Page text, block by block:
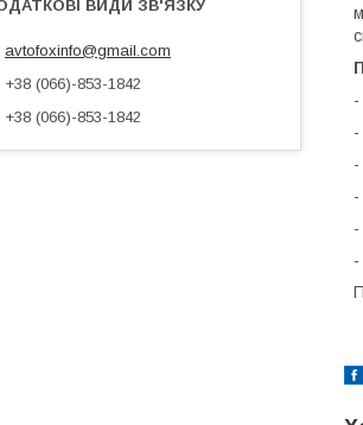
-
-
-
-
-
avtofoxinfo@gmail.com
+38 (066)-853-1842
+38 (066)-853-1842